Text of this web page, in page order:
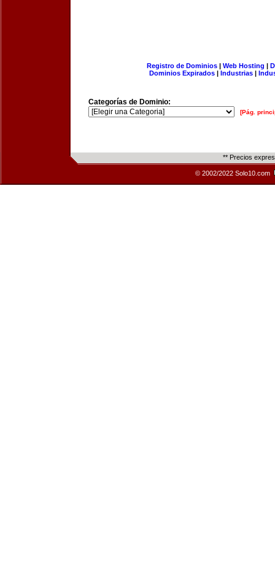
Registro de Dominios| Web Hosting |
Dominios Expirados | Industrias |
Categorías de Dominio:
[Pág.
** Precios
© 2002/2022 Solo10.com